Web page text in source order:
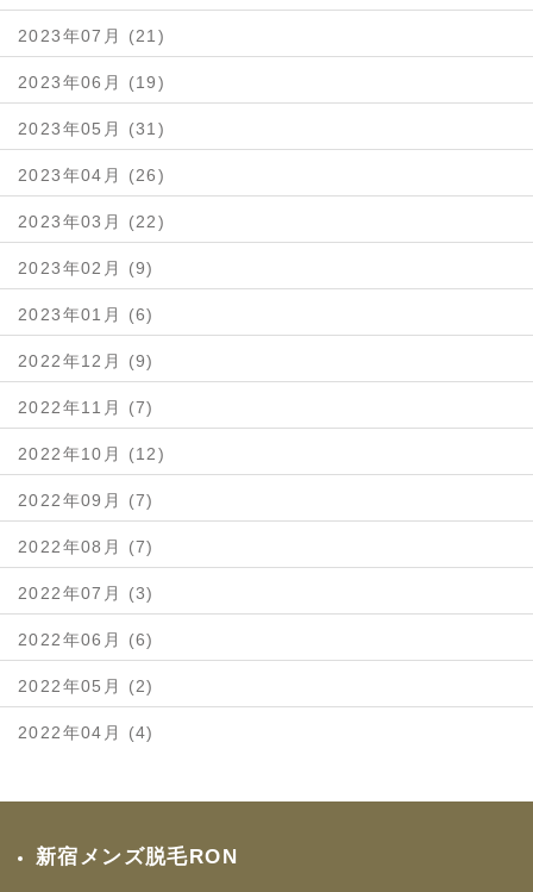
2023年07月 (21)
2023年06月 (19)
2023年05月 (31)
2023年04月 (26)
2023年03月 (22)
2023年02月 (9)
2023年01月 (6)
2022年12月 (9)
2022年11月 (7)
2022年10月 (12)
2022年09月 (7)
2022年08月 (7)
2022年07月 (3)
2022年06月 (6)
2022年05月 (2)
2022年04月 (4)
新宿メンズ脱毛RON